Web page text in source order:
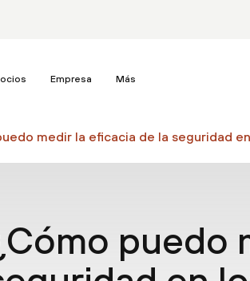
Empresa Más
medir la eficacia de la seguridad
puedo